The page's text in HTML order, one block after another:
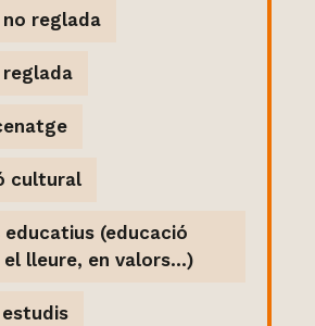
reglada
cultural
(educació
lleure, en valors...)